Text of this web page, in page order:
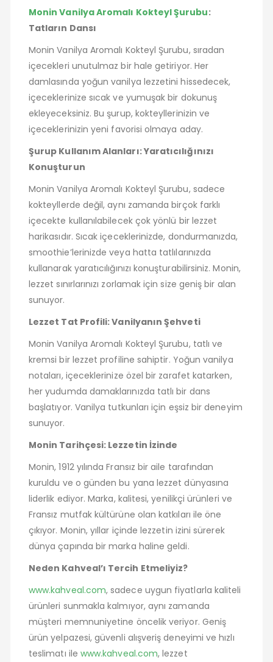
Monin Vanilya Aromalı Kokteyl Şurubu:
Tatların Dansı
Monin Vanilya Aromalı Kokteyl Şurubu, sıradan
içecekleri unutulmaz bir hale getiriyor. Her
damlasında yoğun vanilya lezzetini hissedecek,
içeceklerinize sıcak ve yumuşak bir dokunuş
ekleyeceksiniz. Bu şurup, kokteyllerinizin ve
içeceklerinizin yeni favorisi olmaya aday.
Şurup Kullanım Alanları: Yaratıcılığınızı
Konuşturun
Monin Vanilya Aromalı Kokteyl Şurubu, sadece
kokteyllerde değil, aynı zamanda birçok farklı
içecekte kullanılabilecek çok yönlü bir lezzet
harikasıdır. Sıcak içeceklerinizde, dondurmanızda,
smoothie’lerinizde veya hatta tatlılarınızda
kullanarak yaratıcılığınızı konuşturabilirsiniz. Monin,
lezzet sınırlarınızı zorlamak için size geniş bir alan
sunuyor.
Lezzet Tat Profili: Vanilyanın Şehveti
Monin Vanilya Aromalı Kokteyl Şurubu, tatlı ve
kremsi bir lezzet profiline sahiptir. Yoğun vanilya
notaları, içeceklerinize özel bir zarafet katarken,
her yudumda damaklarınızda tatlı bir dans
başlatıyor. Vanilya tutkunları için eşsiz bir deneyim
sunuyor.
Monin Tarihçesi: Lezzetin İzinde
Monin, 1912 yılında Fransız bir aile tarafından
kuruldu ve o günden bu yana lezzet dünyasına
liderlik ediyor. Marka, kalitesi, yenilikçi ürünleri ve
Fransız mutfak kültürüne olan katkıları ile öne
çıkıyor. Monin, yıllar içinde lezzetin izini sürerek
dünya çapında bir marka haline geldi.
Neden Kahveal’ı Tercih Etmeliyiz?
www.kahveal.com, sadece uygun fiyatlarla kaliteli
ürünleri sunmakla kalmıyor, aynı zamanda
müşteri memnuniyetine öncelik veriyor. Geniş
ürün yelpazesi, güvenli alışveriş deneyimi ve hızlı
teslimatı ile www.kahveal.com, lezzet